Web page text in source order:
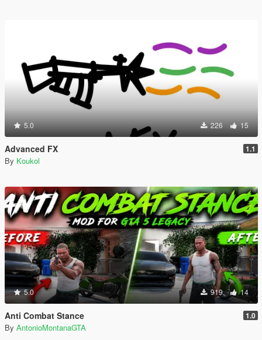
5.0 226 15
Advanced FX 1.1
By Koukol
5.0 919 14
Anti Combat Stance 1.0
By AntonioMontanaGTA